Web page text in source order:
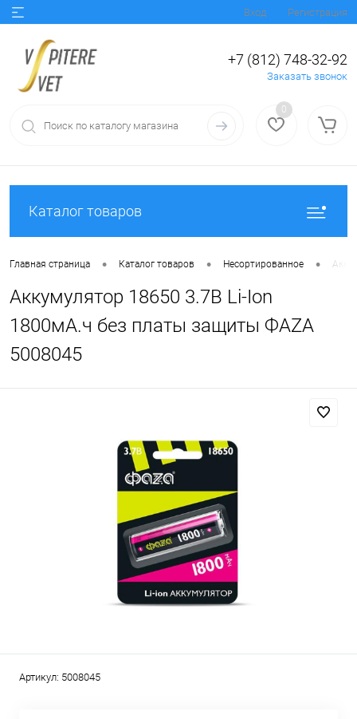
Вход Регистрация
+7 (812) 748-32-92
Заказать звонок
0
Каталог товаров
Главная страница • Каталог товаров • Несортированное •
Аккумулятор 18650 3.7В Li-Ion
1800мА.ч без платы защиты ФАZА
5008045
Артикул: 5008045